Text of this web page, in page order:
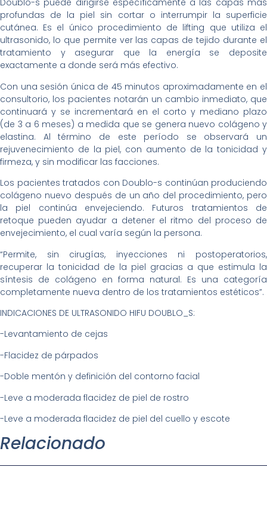
Doublo-s puede dirigirse específicamente a las capas más
profundas de la piel sin cortar o interrumpir la superficie
cutánea. Es el único procedimiento de lifting que utiliza el
ultrasonido, lo que permite ver las capas de tejido durante el
tratamiento y asegurar que la energía se deposite
exactamente a donde será más efectivo.
Con una sesión única de 45 minutos aproximadamente en el
consultorio, los pacientes notarán un cambio inmediato, que
continuará y se incrementará en el corto y mediano plazo
(de 3 a 6 meses) a medida que se genera nuevo colágeno y
elastina. Al término de este período se observará un
rejuvenecimiento de la piel, con aumento de la tonicidad y
firmeza, y sin modificar las facciones.
Los pacientes tratados con Doublo-s continúan produciendo
colágeno nuevo después de un año del procedimiento, pero
la piel continúa envejeciendo. Futuros tratamientos de
retoque pueden ayudar a detener el ritmo del proceso de
envejecimiento, el cual varía según la persona.
“Permite, sin cirugías, inyecciones ni postoperatorios,
recuperar la tonicidad de la piel gracias a que estimula la
síntesis de colágeno en forma natural. Es una categoría
completamente nueva dentro de los tratamientos estéticos”.
INDICACIONES DE ULTRASONIDO HIFU DOUBLO_S:
-Levantamiento de cejas
-Flacidez de párpados
-Doble mentón y definición del contorno facial
-Leve a moderada flacidez de piel de rostro
-Leve a moderada flacidez de piel del cuello y escote
Relacionado